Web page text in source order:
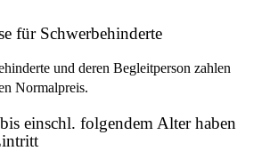
für Schwerbehinderte
und deren Begleitperson zahlen
Normalpreis.
einschl. folgendem Alter haben